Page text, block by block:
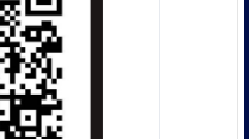
ทรมาน-
อุ้ม
หายฯ
โรค
เตือน
“สาย
ดิบ”
เสี่ยง
หู